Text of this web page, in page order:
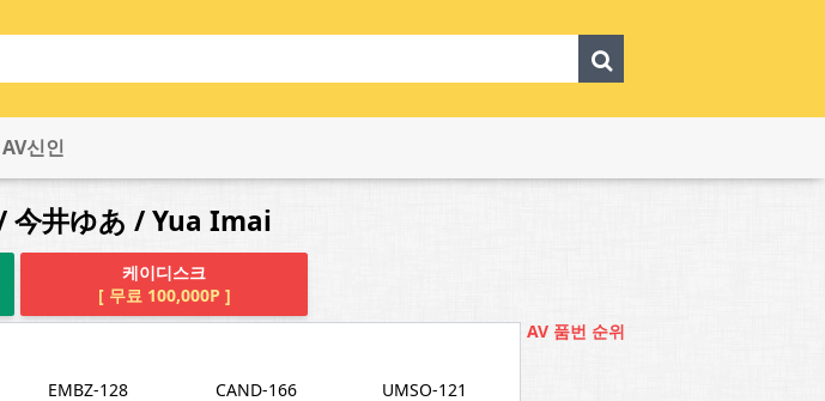
AV신인
今井ゆあ / Yua Imai
케이디스크
[ 무료 100,000P ]
EMBZ-128 CAND-166
UMSO-121
AV 품번 순위